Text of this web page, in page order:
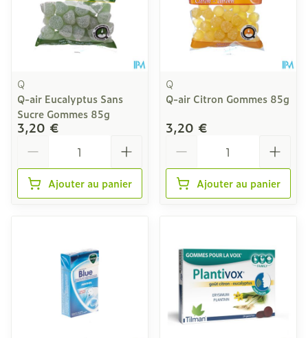
Q
Q-air Eucalyptus Sans
Sucre Gommes 85g
3,20 €
Ajouter au panier
Q
Q-air Citron Gommes 85g
3,20 €
Ajouter au panier